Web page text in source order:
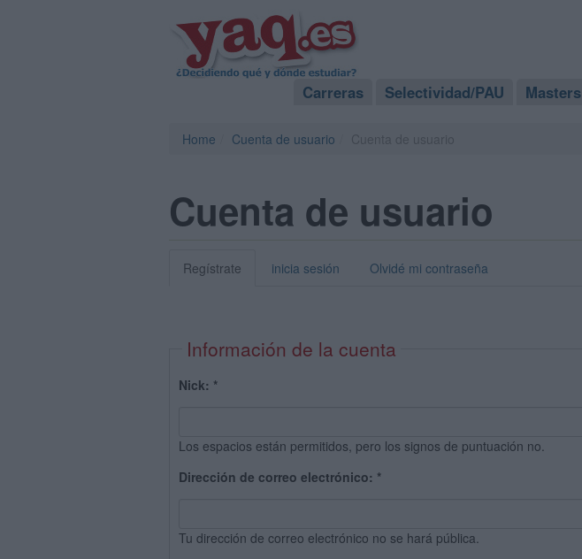
Carreras Selectividad/PAU Masters
Home Cuenta de usuario
Cuenta de usuario
Regístrate inicia sesión Olvidé mi contraseña
Información de la cuenta
Nick: *
Los espacios están permitidos, pero los signos de puntuación no.
Dirección de correo electrónico: *
Tu dirección de correo electrónico no se hará pública.